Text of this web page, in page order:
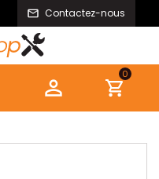
Contactez-nous

0